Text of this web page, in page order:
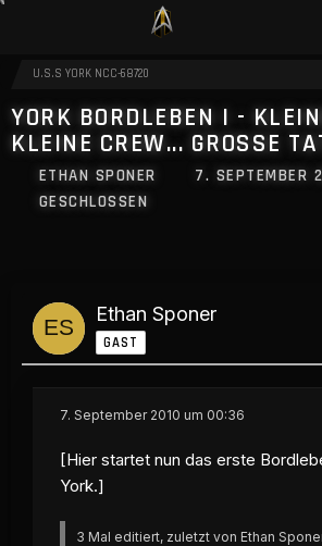
U.S.S YORK NCC-68720
YORK BORDLEBEN I -
KLEINE CREW... GROSSE
ETHAN SPONER
7. SEPTEMBER
GESCHLOSSEN
Ethan Sponer
GAST
7. September 2010 um 00:36
[Hier startet nun das erste
York.]
3 Mal editiert, zuletzt von Ethan